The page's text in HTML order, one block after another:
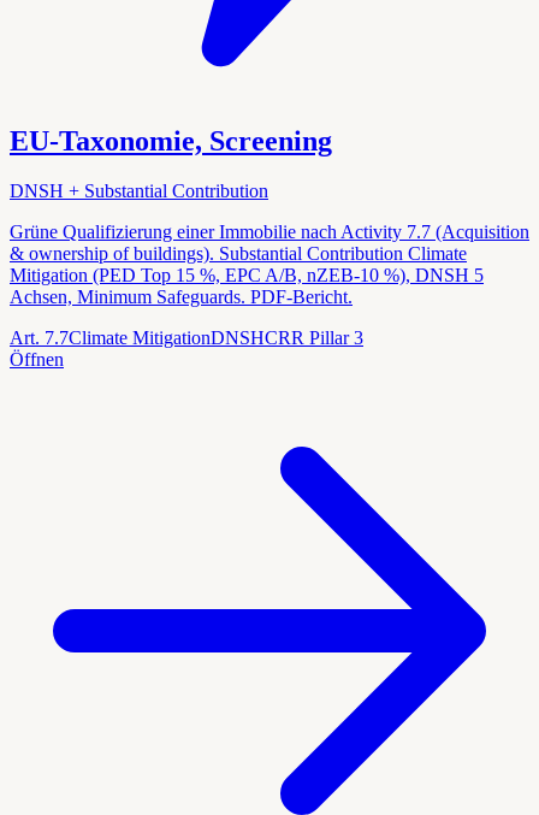
EU-Taxonomie, Screening
DNSH + Substantial Contribution
Grüne Qualifizierung einer Immobilie nach Activity 7.7 (Acquisition
& ownership of buildings). Substantial Contribution Climate
Mitigation (PED Top 15 %, EPC A/B, nZEB-10 %), DNSH 5
Achsen, Minimum Safeguards. PDF-Bericht.
Art. 7.7Climate MitigationDNSHCRR Pillar 3
Öffnen